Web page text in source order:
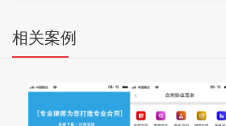
相关案例